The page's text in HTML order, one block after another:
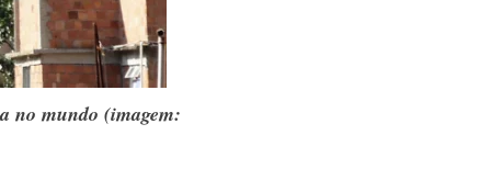
no mundo (imagem: